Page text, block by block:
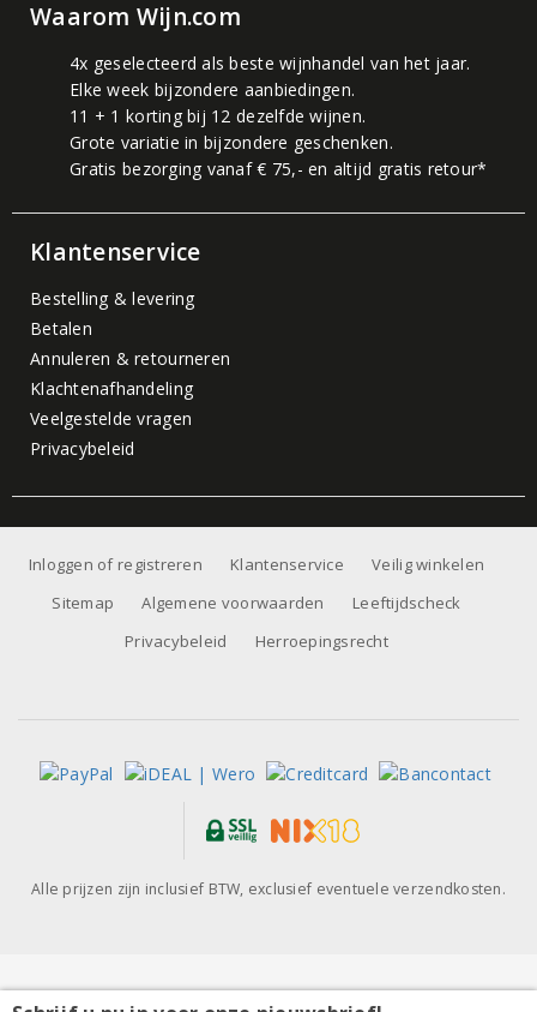
Waarom Wijn.com
4x geselecteerd als beste wijnhandel van het jaar.
Elke week bijzondere aanbiedingen.
11 + 1 korting bij 12 dezelfde wijnen.
Grote variatie in bijzondere geschenken.
Gratis bezorging vanaf € 75,- en altijd gratis retour*
Klantenservice
Bestelling & levering
Betalen
Annuleren & retourneren
Klachtenafhandeling
Veelgestelde vragen
Privacybeleid
Inloggen of registreren Klantenservice
Veilig winkelen
Sitemap
Algemene voorwaarden
Leeftijdscheck
Privacybeleid
Herroepingsrecht
Alle prijzen zijn inclusief BTW, exclusief eventuele verzendkosten.